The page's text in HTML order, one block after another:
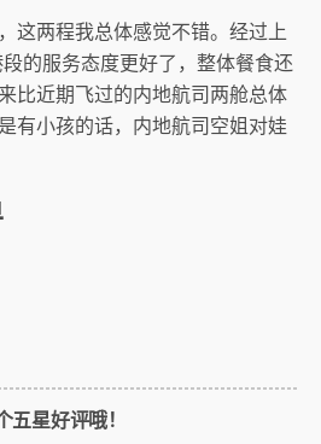
这两程我总体感觉不错。经过上
的服务态度更好了，整体餐食还
比近期飞过的内地航司两舱总体
有小孩的话，内地航司空姐对娃
星好评哦！